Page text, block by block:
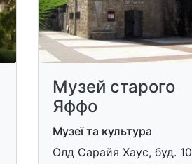
Музей старого
Яффо
Музеї та культура
Олд Сарайя Хаус, буд. 10